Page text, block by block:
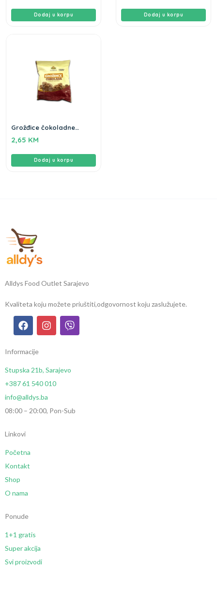
Dodaj u korpu Dodaj u korpu
Grožđice čokoladne
2,65 KM
Dodaj u korpu
Alldys Food Outlet Sarajevo
Kvaliteta koju možete priuštiti,odgovornost koju zaslužujete.
Informacije
Stupska 21b, Sarajevo
+387 61 540 010
info@alldys.ba
08:00 – 20:00, Pon-Sub
Linkovi
Početna
Kontakt
Shop
O nama
Ponude
1+1 gratis
Super akcija
Svi proizvodi